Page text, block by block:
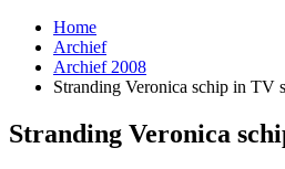
Home
Archief
Archief 2008
Stranding Veronica schip in TV
Stranding Veronica